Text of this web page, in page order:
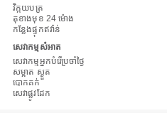
វិក្កយបត្រ
តុខាងមុខ 24 ម៉ោង
កន្លែងផ្ទុកឥវ៉ាន់
សេវាកម្មសំអាត
សេវាកម្មអ្នកបំរើប្រចាំថ្ងៃ
សម្អាត ស្ងួត
បោកគក់
សេវាផ្លូវដែក